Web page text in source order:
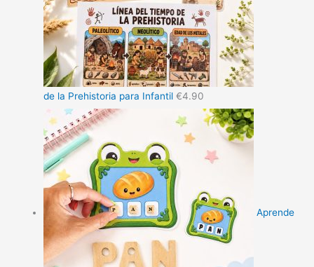
de la Prehistoria para Infantil €4.90
Aprende